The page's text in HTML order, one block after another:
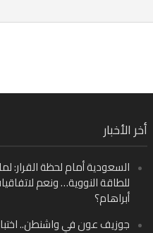
أخر الأخبار
السعودية أمام لحظة القرار:
للطاقة النووية… ونعم
أبراهام؟
جوزيف عون في واشنطن..